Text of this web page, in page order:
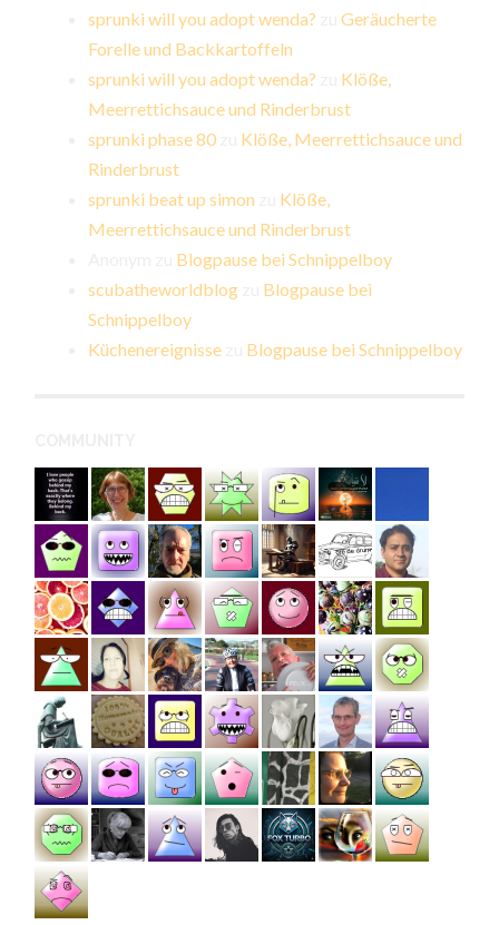
sprunki will you adopt wenda? zuGeräucherte
Forelle und Backkartoffeln
sprunki will you adopt wenda?
Klöße,
Meerrettichsauce und Rinderbrust
sprunki phase 80
Klöße, Meerrettichsauce und
Rinderbrust
sprunki beat up simon
Klöße,
Meerrettichsauce und Rinderbrust
Blogpause bei Schnippelboy
scubatheworldblog
Blogpause bei
Schnippelboy
Küchenereignisse
Blogpause bei Schnippelboy